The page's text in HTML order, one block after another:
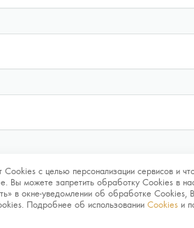
с целью персонализации сервисов и
Вы можете запретить обработку Cookies в
в окне-уведомлении об обработке Cookies,
Подробнее об использовании Cookies и